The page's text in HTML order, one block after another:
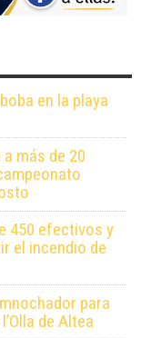
en la playa
más de 20
450 efectivos y
el incendio de
para
de Altea